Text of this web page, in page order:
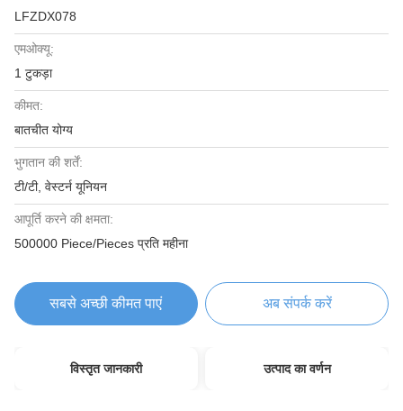
LFZDX078
एमओक्यू:
1 टुकड़ा
कीमत:
बातचीत योग्य
भुगतान की शर्तें:
टी/टी, वेस्टर्न यूनियन
आपूर्ति करने की क्षमता:
500000 Piece/Pieces प्रति महीना
सबसे अच्छी कीमत पाएं अब संपर्क करें
विस्तृत जानकारी उत्पाद का वर्णन